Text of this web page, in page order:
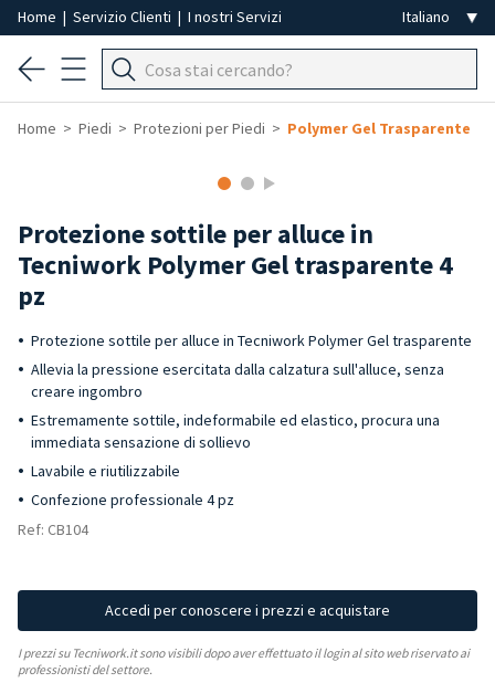
Home | Servizio Clienti | I nostri Servizi
Home Piedi Protezioni per Piedi Polymer Gel Trasparente
Protezione sottile per alluce in
Tecniwork Polymer Gel trasparente 4
pz
Protezione sottile per alluce in Tecniwork Polymer Gel trasparente
Allevia la pressione esercitata dalla calzatura sull'alluce, senza
creare ingombro
Estremamente sottile, indeformabile ed elastico, procura una
immediata sensazione di sollievo
Lavabile e riutilizzabile
Confezione professionale 4 pz
Ref: CB104
Accedi per conoscere i prezzi e acquistare
I prezzi su Tecniwork.it sono visibili dopo aver effettuato il login al sito web riservato ai
professionisti del settore.